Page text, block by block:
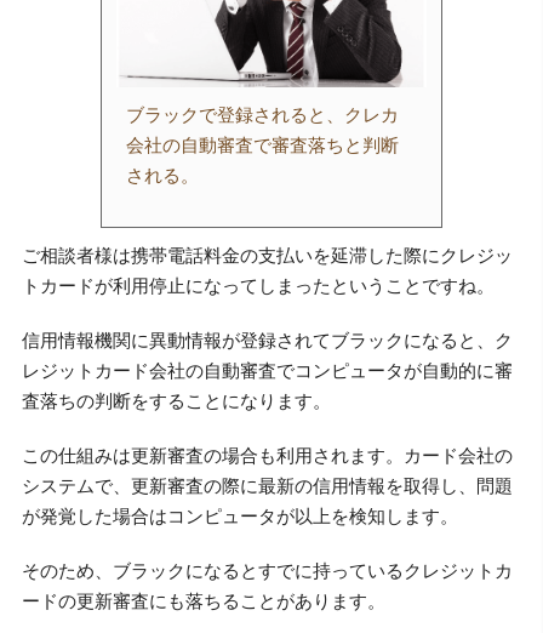
ブラックで登録されると、クレカ
会社の自動審査で審査落ちと判断
される。
ご相談者様は携帯電話料金の支払いを延滞した際にクレジッ
トカードが利用停止になってしまったということですね。
信用情報機関に異動情報が登録されてブラックになると、ク
レジットカード会社の自動審査でコンピュータが自動的に審
査落ちの判断をすることになります。
この仕組みは更新審査の場合も利用されます。カード会社の
システムで、更新審査の際に最新の信用情報を取得し、問題
が発覚した場合はコンピュータが以上を検知します。
そのため、ブラックになるとすでに持っているクレジットカ
ードの更新審査にも落ちることがあります。